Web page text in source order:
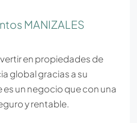
MANIZALES
en propiedades de
global gracias a su
es un negocio que con una
y rentable.